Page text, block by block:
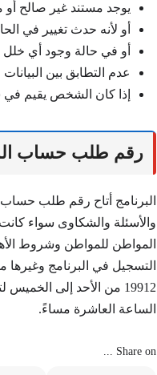
يوجد مستند غير صالح أو
أو لأنه حدث تغيير في
أو في حالة وجود أي
عدم التطابق بين
إذا كان الشخص يقيم
رقم طلب حساب
البرنامج أتاح رقم طلب
والأسئلة والشكاوى سواء
المواطن للمواطن وشروط
التسجيل في البرنامج
19912 من الأحد إلى
الساعة العاشرة مساءً.
Share on ...